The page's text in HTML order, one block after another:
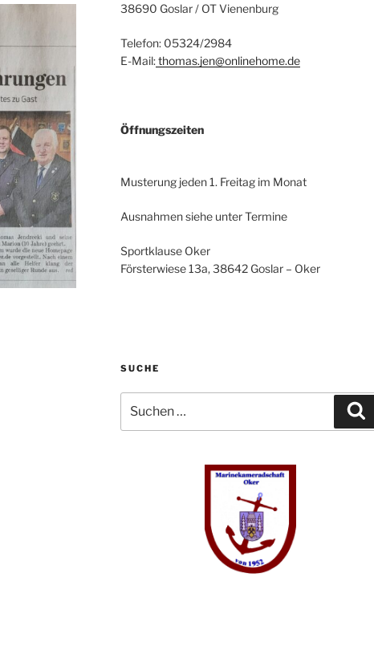
38690 Goslar / OT Vienenburg
Telefon: 05324/2984
E-Mail:thomas.jen@onlinehome.de
Öffnungszeiten
Musterung jeden 1. Freitag im Monat
Ausnahmen siehe unter Termine
Sportklause Oker
Försterwiese 13a, 38642 Goslar – Oker
SUCHE
nach: